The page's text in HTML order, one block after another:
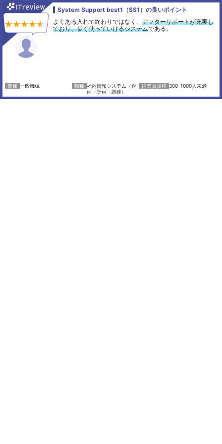
System Support best1（SS1）の良いポイント
よくある入れて終わりではなく、 アフターサポートが充実し
ており、長く使っていけるシステムである。
一般機械
社内情報システム（企
画・計画・調達）
300-1000人未満